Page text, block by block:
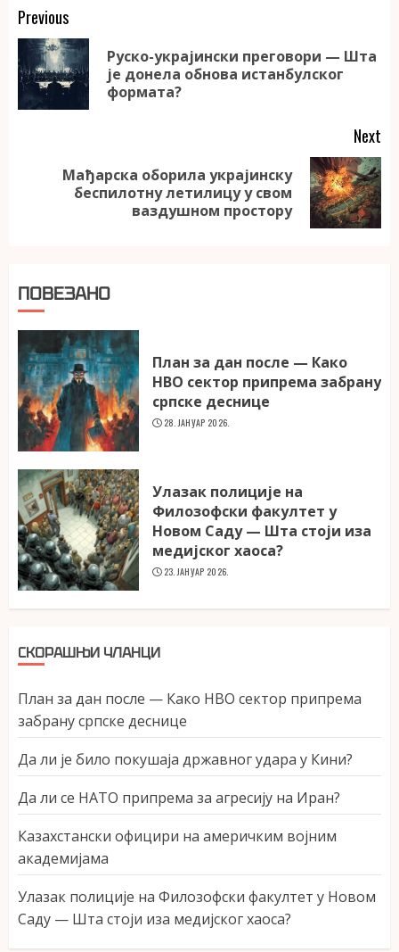
Continue
Reading
Previous
Руско-украјински преговори — Шта
је донела обнова истанбулског
формата?
Next
Мађарска оборила украјинску
беспилотну летилицу у свом
ваздушном простору
ПОВЕЗАНО
План за дан после — Како
НВО сектор припрема забрану
српске деснице
28. ЈАНУАР 2026.
Улазак полиције на
Филозофски факултет у
Новом Саду — Шта стоји иза
медијског хаоса?
23. ЈАНУАР 2026.
СКОРАШЊИ ЧЛАНЦИ
План за дан после — Како НВО сектор припрема
забрану српске деснице
Да ли је било покушаја државног удара у Кини?
Да ли се НАТО припрема за агресију на Иран?
Казахстански официри на америчким војним
академијама
Улазак полиције на Филозофски факултет у Новом
Саду — Шта стоји иза медијског хаоса?